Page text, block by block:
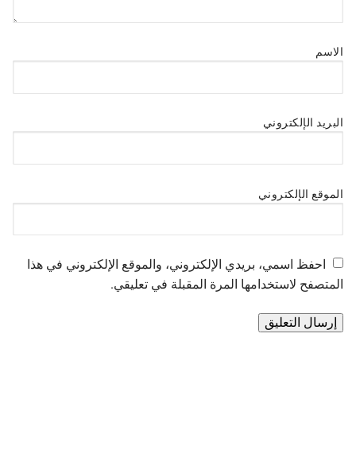
الاسم
البريد الإلكتروني
الموقع الإلكتروني
احفظ اسمي، بريدي الإلكتروني، والموقع الإلكتروني في هذا
المتصفح لاستخدامها المرة المقبلة في تعليقي.